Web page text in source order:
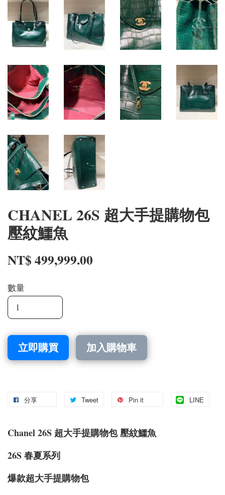
CHANEL 26S 超大手提購物包
壓紋鱷魚
NT$ 499,999.00
數量
立即購買 加入購物車
分享 Tweet Pin it LINE
Chanel 26S 超大手提購物包 壓紋鱷魚
26S 春夏系列
爆款超大手提購物包